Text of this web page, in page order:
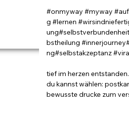
#onmyway #myway
g #lernen
bstheilung
ng#selbstakzeptanz
tief im herzen
du kannst wählen:
bewusste drucke zum